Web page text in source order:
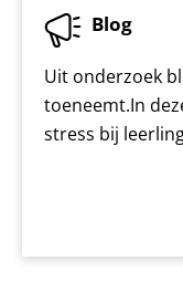
Blog
Uit onderzoek
toeneemt.In
stress bij